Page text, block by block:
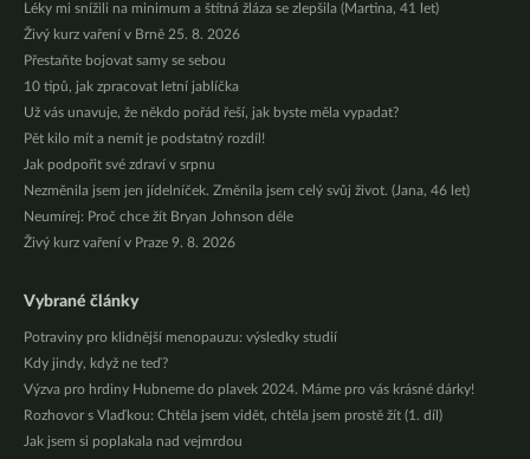
Léky mi snížili na minimum a štítná žláza se zlepšila (Martina, 41 let)
Živý kurz vaření v Brně 25. 8. 2026
Přestaňte bojovat samy se sebou
10 tipů, jak zpracovat letní jablíčka
Už vás unavuje, že někdo pořád řeší, jak byste měla vypadat?
Pět kilo mít a nemít je podstatný rozdíl!
Jak podpořit své zdraví v srpnu
Nezměnila jsem jen jídelníček. Změnila jsem celý svůj život. (Jana, 46 let)
Neumírej: Proč chce žít Bryan Johnson déle
Živý kurz vaření v Praze 9. 8. 2026
Vybrané články
Potraviny pro klidnější menopauzu: výsledky studií
Kdy jindy, když ne teď?
Výzva pro hrdiny Hubneme do plavek 2024. Máme pro vás krásné dárky!
Rozhovor s Vlaďkou: Chtěla jsem vidět, chtěla jsem prostě žít (1. díl)
Jak jsem si poplakala nad vejmrdou